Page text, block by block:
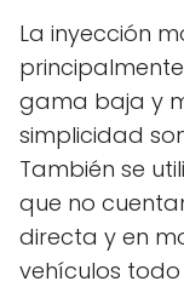
La inyección
gama baja y
simplicidad
También se
que no
directa y en
vehículos